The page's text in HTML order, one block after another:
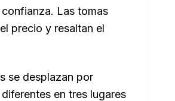
Las tomas
precio y resaltan el
se desplazan por
en tres lugares